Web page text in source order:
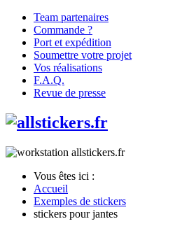
Team partenaires
Commande ?
Port et expédition
Soumettre votre projet
Vos réalisations
F.A.Q.
Revue de presse
Vous êtes ici :
Accueil
Exemples de stickers
stickers pour jantes